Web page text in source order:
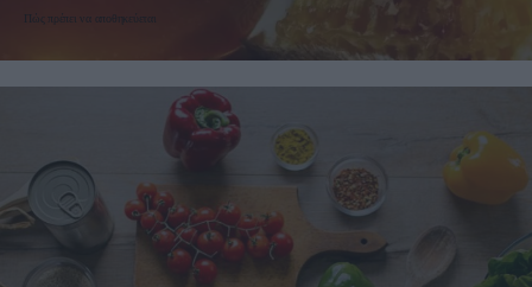
Πώς πρέπει να αποθηκεύεται